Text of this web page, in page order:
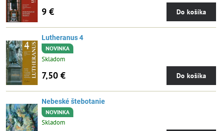
9 € Do košíka
Lutheranus 4
NOVINKA
Skladom
7,50 € Do košíka
Nebeské štebotanie
NOVINKA
Skladom